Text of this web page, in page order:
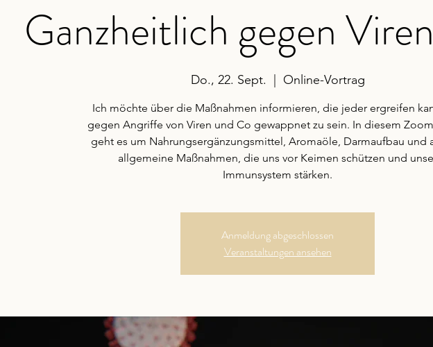
Ganzheitlich gegen
Do., 22. Sept. Online-Vortrag
Ich möchte über die Maßnahmen informieren, die jeder ergreifen
gegen Angriffe von Viren und Co gewappnet zu sein. In diesem
geht es um Nahrungsergänzungsmittel, Aromaöle, Darmaufbau und
allgemeine Maßnahmen, die uns vor Keimen schützen und
Immunsystem stärken.
Anmeldung abgeschlossen
Veranstaltungen ansehen